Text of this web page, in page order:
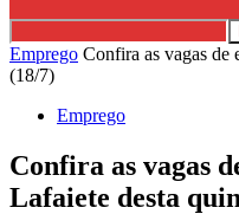
Emprego Confira as vagas de
(18/7)
Emprego
Confira as vagas
Lafaiete desta